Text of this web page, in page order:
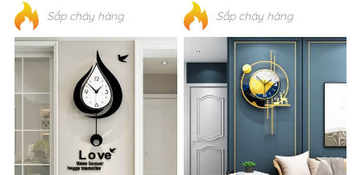
Sắp cháy hàng Sắp cháy hàng